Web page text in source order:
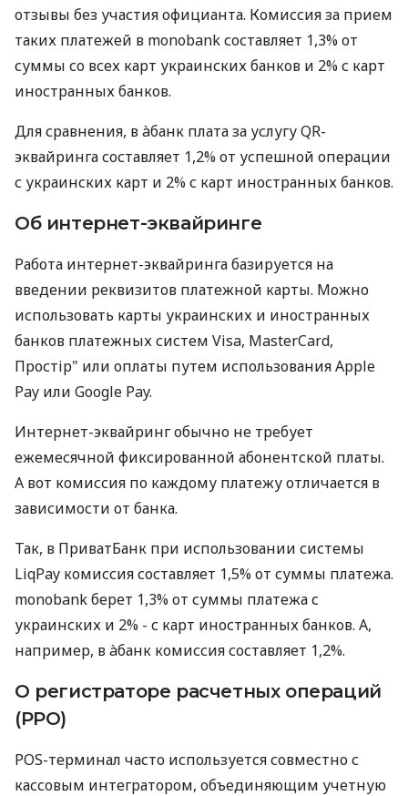
отзывы без участия официанта. Комиссия за прием
таких платежей в monobank составляет 1,3% от
суммы со всех карт украинских банков и 2% с карт
иностранных банков.
Для сравнения, в àбанк плата за услугу QR-
эквайринга составляет 1,2% от успешной операции
с украинских карт и 2% с карт иностранных банков.
Об интернет-эквайринге
Работа интернет-эквайринга базируется на
введении реквизитов платежной карты. Можно
использовать карты украинских и иностранных
банков платежных систем Visa, MasterCard,
Простір" или оплаты путем использования Apple
Pay или Google Pay.
Интернет-эквайринг обычно не требует
ежемесячной фиксированной абонентской платы.
А вот комиссия по каждому платежу отличается в
зависимости от банка.
Так, в ПриватБанк при использовании системы
LiqPay комиссия составляет 1,5% от суммы платежа.
monobank берет 1,3% от суммы платежа с
украинских и 2% - с карт иностранных банков. А,
например, в àбанк комиссия составляет 1,2%.
О регистраторе расчетных операций
(РРО)
POS-терминал часто используется совместно с
кассовым интегратором, объединяющим учетную